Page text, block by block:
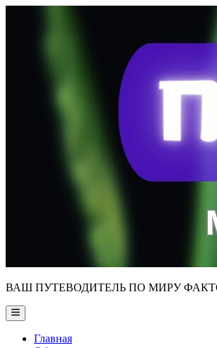
ВАШ ПУТЕВОДИТЕЛЬ ПО МИРУ
Main
Menu
Главная